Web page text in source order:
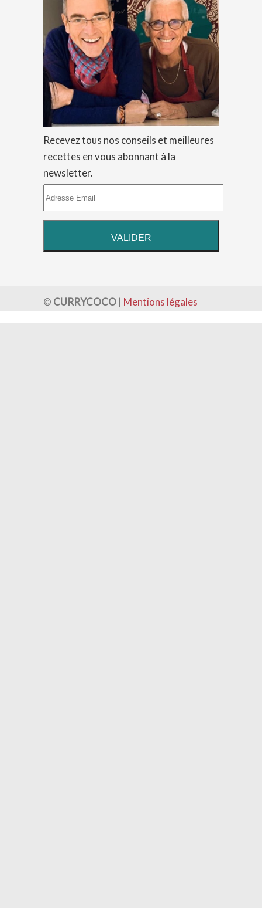
Recevez tous nos conseils et meilleures
recettes en vous abonnant à la
newsletter.
© CURRYCOCO | Mentions légales